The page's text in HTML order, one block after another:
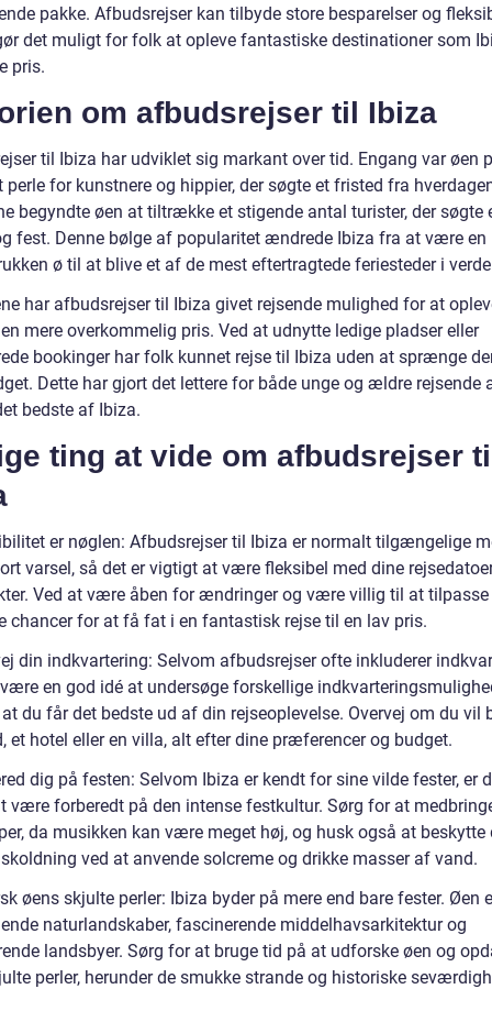
pakke. Afbudsrejser kan tilbyde store besparelser og
det muligt for folk at opleve fantastiske destinationer som
pris.
om afbudsrejser til Ibiza
til Ibiza har udviklet sig markant over tid. Engang var øen
perle for kunstnere og hippier, der søgte et fristed fra
begyndte øen at tiltrække et stigende antal turister, der søgte
fest. Denne bølge af popularitet ændrede Ibiza fra at være en
ø til at blive et af de mest eftertragtede feriesteder i
har afbudsrejser til Ibiza givet rejsende mulighed for at
mere overkommelig pris. Ved at udnytte ledige pladser eller
bookinger har folk kunnet rejse til Ibiza uden at sprænge
Dette har gjort det lettere for både unge og ældre rejsende
bedste af Ibiza.
ting at vide om afbudsrejser
er nøglen: Afbudsrejser til Ibiza er normalt tilgængelige
varsel, så det er vigtigt at være fleksibel med dine
Ved at være åben for ændringer og være villig til at tilpasse
chancer for at få fat i en fantastisk rejse til en lav pris.
din indkvartering: Selvom afbudsrejser ofte inkluderer
en god idé at undersøge forskellige
du får det bedste ud af din rejseoplevelse. Overvej om du vil
et hotel eller en villa, alt efter dine præferencer og budget.
dig på festen: Selvom Ibiza er kendt for sine vilde fester, er
være forberedt på den intense festkultur. Sørg for at
da musikken kan være meget høj, og husk også at beskytte
ved at anvende solcreme og drikke masser af vand.
øens skjulte perler: Ibiza byder på mere end bare fester. Øen
naturlandskaber, fascinerende middelhavsarkitektur og
landsbyer. Sørg for at bruge tid på at udforske øen og
perler, herunder de smukke strande og historiske